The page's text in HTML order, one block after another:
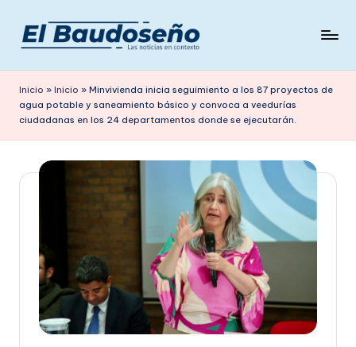
Saltar
contenido
e
ri
ó
d
en
contexto
Inicio » Inicio » Minvivienda inicia seguimiento a los 87 proyectos de
agua potable y saneamiento básico y convoca a veedurías
ciudadanas en los 24 departamentos donde se ejecutarán.